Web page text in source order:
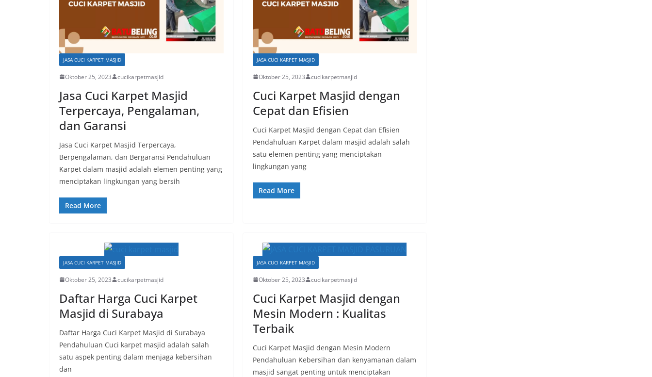
JASA CUCI KARPET MASJID
Oktober 25, 2023 cucikarpetmasjid
Jasa Cuci Karpet Masjid
Terpercaya, Pengalaman,
dan Garansi
Jasa Cuci Karpet Masjid Terpercaya,
Berpengalaman, dan Bergaransi Pendahuluan
Karpet dalam masjid adalah elemen penting yang
menciptakan lingkungan yang bersih
Read More
JASA CUCI KARPET MASJID
Oktober 25, 2023 cucikarpetmasjid
Cuci Karpet Masjid dengan
Cepat dan Efisien
Cuci Karpet Masjid dengan Cepat dan Efisien
Pendahuluan Karpet dalam masjid adalah salah
satu elemen penting yang menciptakan
lingkungan yang
Read More
JASA CUCI KARPET MASJID
Oktober 25, 2023 cucikarpetmasjid
Daftar Harga Cuci Karpet
Masjid di Surabaya
Daftar Harga Cuci Karpet Masjid di Surabaya
Pendahuluan Cuci karpet masjid adalah salah
satu aspek penting dalam menjaga kebersihan
dan
JASA CUCI KARPET MASJID
Oktober 25, 2023 cucikarpetmasjid
Cuci Karpet Masjid dengan
Mesin Modern : Kualitas
Terbaik
Cuci Karpet Masjid dengan Mesin Modern
Pendahuluan Kebersihan dan kenyamanan dalam
masjid sangat penting untuk menciptakan